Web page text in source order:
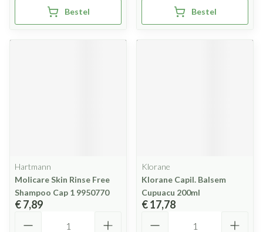
Bestel Bestel
Hartmann
Molicare Skin Rinse Free
Shampoo Cap 1 9950770
€ 7,89
Klorane
Klorane Capil. Balsem
Cupuacu 200ml
€ 17,78